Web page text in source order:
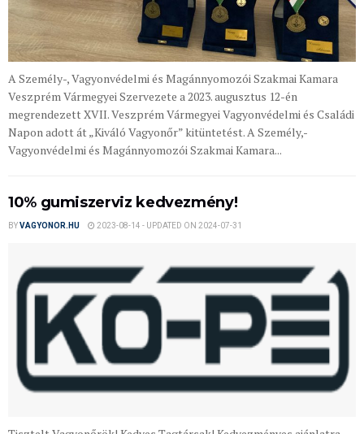
A Személy-, Vagyonvédelmi és Magánnyomozói Szakmai Kamara
Veszprém Vármegyei Szervezete a 2023. augusztus 12-én
megrendezett XVII. Veszprém Vármegyei Vagyonvédelmi és Családi
Napon adott át „Kiváló Vagyonőr” kitüntetést. A Személy,-
Vagyonvédelmi és Magánnyomozói Szakmai Kamara...
10% gumiszerviz kedvezmény!
BYVAGYONOR.HU 2023-08-14 - UPDATED ON 2024-07-31